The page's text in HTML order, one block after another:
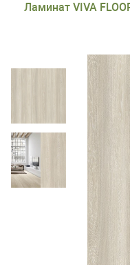
КОНТАКТЫ
Ламинат VIVA